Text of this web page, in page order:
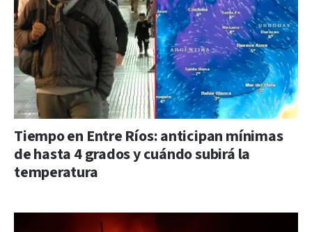
Tiempo en Entre Ríos: anticipan mínimas
de hasta 4 grados y cuándo subirá la
temperatura